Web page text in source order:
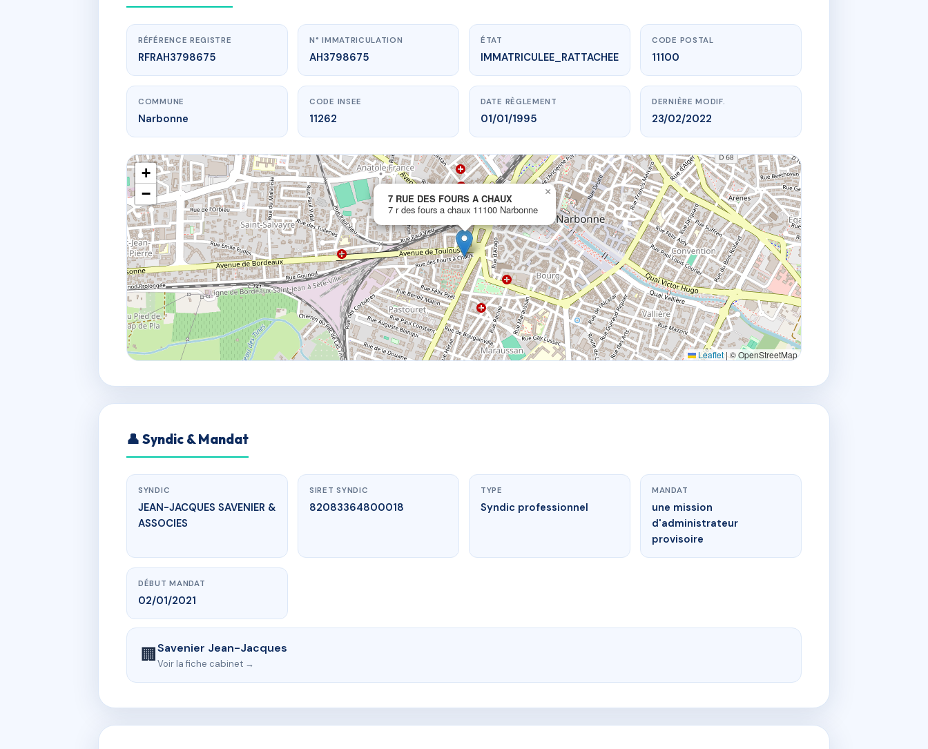
www.vme.plus/AH3798675
7 RUE DES FOURS A CHAUX
7 r des fours a chaux11100 Narbonne
RÉFÉRENCE REGISTRE
RFRAH3798675
N° IMMATRICULATION
AH3798675
ÉTAT
IMMATRICULEE_RATTACHEE
CODE POSTAL
11100
COMMUNE
Narbonne
CODE INSEE
11262
DATE RÈGLEMENT
01/01/1995
DERNIÈRE MODIF.
23/02/2022
7 RUE DES FOURS A CHAUX
7 r des fours a chaux 11100 Narbonne
×
+
−
Leaflet |© OpenStreetMap
👤 Syndic & Mandat
SYNDIC
JEAN-JACQUES SAVENIER &
ASSOCIES
SIRET SYNDIC
82083364800018
TYPE
Syndic professionnel
MANDAT
une mission
d'administrateur
provisoire
DÉBUT MANDAT
02/01/2021
🏢Savenier Jean-Jacques
Voir la fiche cabinet →